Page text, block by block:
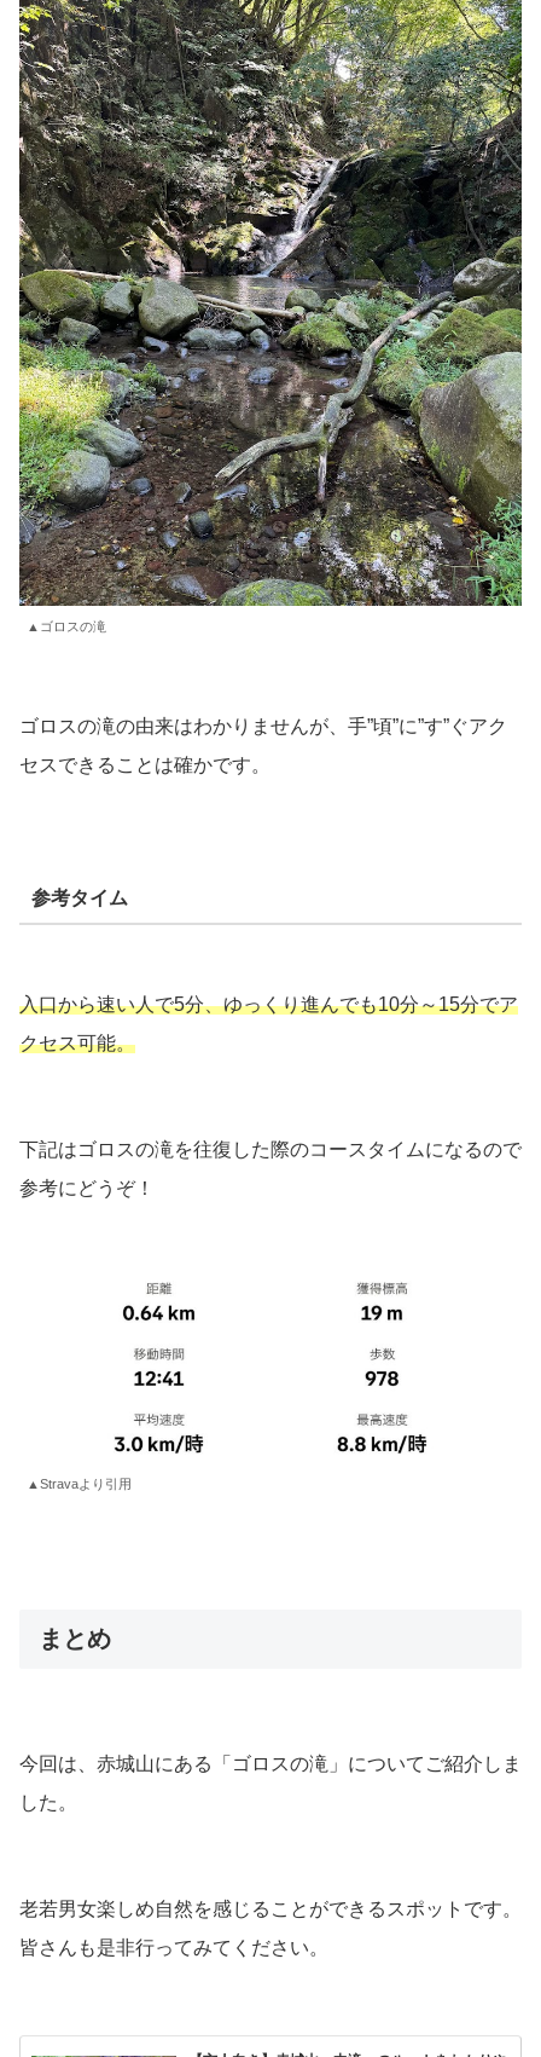
▲ゴロスの滝
ゴロスの滝の由来はわかりませんが、手”頃”に”す”ぐアク
セスできることは確かです。
参考タイム
入口から速い人で5分、ゆっくり進んでも10分～15分でア
クセス可能。
下記はゴロスの滝を往復した際のコースタイムになるので
参考にどうぞ！
▲Stravaより引用
まとめ
今回は、赤城山にある「ゴロスの滝」についてご紹介しま
した。
老若男女楽しめ自然を感じることができるスポットです。
皆さんも是非行ってみてください。